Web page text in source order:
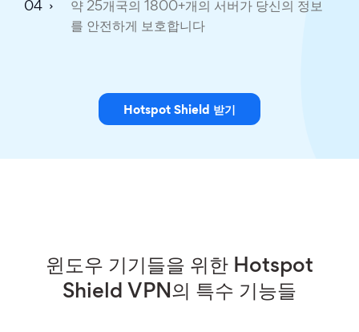
약 25개국의 1800+개의 서버가 당신의 정보
를 안전하게 보호합니다
Hotspot Shield 받기
윈도우 기기들을 위한 Hotspot
Shield VPN의 특수 기능들